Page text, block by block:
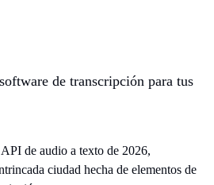
de transcripción para tus